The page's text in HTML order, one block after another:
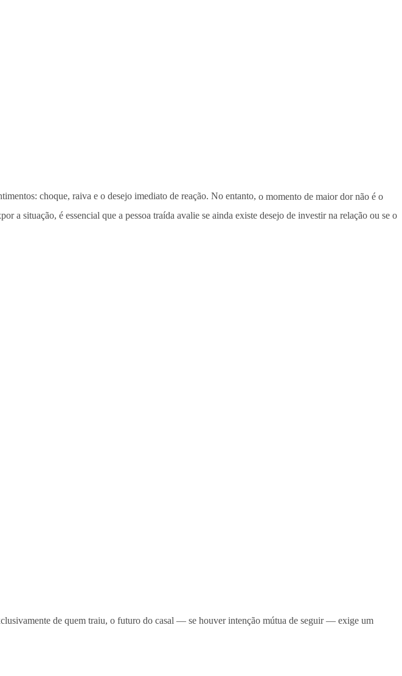
choque, raiva e o desejo imediato de reação. No entanto, o momento de maior dor não é o
a situação, é essencial que a pessoa traída avalie se ainda existe desejo de investir na relação ou se o
de quem traiu, o futuro do casal — se houver intenção mútua de seguir — exige um